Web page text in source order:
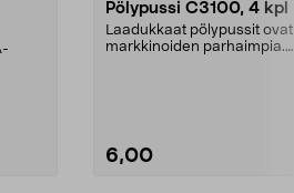
Pölypussi C3100, 4 kpl
Laadukkaat pölypussit ovat
markkinoiden parhaimpia.
6,00